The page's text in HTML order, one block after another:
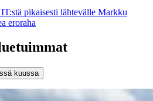
pikaisesti lähtevälle Markku
eroraha
kuussa